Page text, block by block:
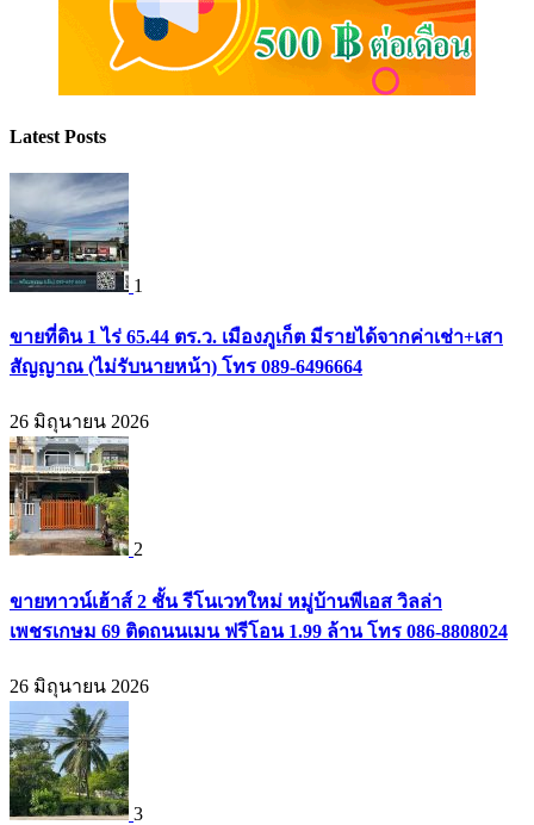
Latest Posts
1
ขายที่ดิน 1 ไร่ 65.44 ตร.ว. เมืองภูเก็ต มีรายได้จากค่าเช่า+เสา
สัญญาณ (ไม่รับนายหน้า) โทร 089-6496664
26 มิถุนายน 2026
2
ขายทาวน์เฮ้าส์ 2 ชั้น รีโนเวทใหม่ หมู่บ้านพีเอส วิลล่า
เพชรเกษม 69 ติดถนนเมน ฟรีโอน 1.99 ล้าน โทร 086-8808024
26 มิถุนายน 2026
3